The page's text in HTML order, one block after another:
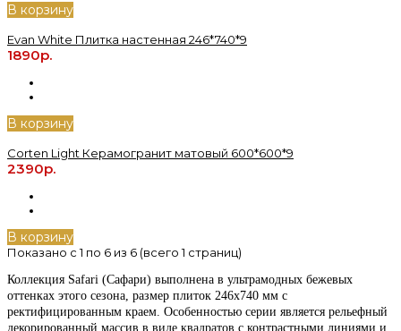
В корзину
Evan White Плитка настенная 246*740*9
1890р.
В корзину
Corten Light Керамогранит матовый 600*600*9
2390р.
В корзину
Показано с 1 по 6 из 6 (всего 1 страниц)
Коллекция Safari (Сафари) выполнена в ультрамодных бежевых
оттенках этого сезона, размер плиток 246x740 мм с
ректифицированным краем. Особенностью серии является рельефный
декорированный массив в виде квадратов с контрастными линиями и